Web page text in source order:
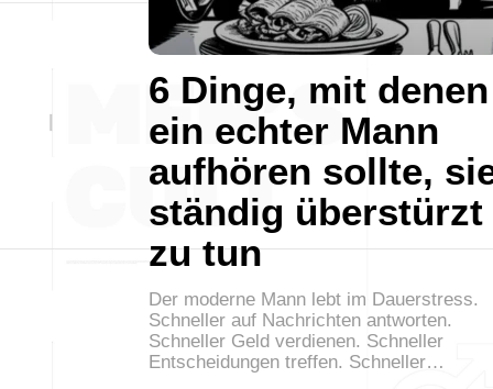
6 Dinge, mit denen
ein echter Mann
aufhören sollte,
ständig überstürzt
zu tun
Der moderne Mann lebt im Dauerstress.
Schneller auf Nachrichten antworten.
Schneller Geld verdienen. Schneller
Entscheidungen treffen. Schneller…